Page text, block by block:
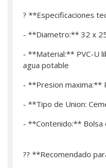
? **Especificaciones
- **Diametro:** 32 x
- **Material:** PVC-U
agua potable
- **Presion maxima:**
- **Tipo de Union:
- **Contenido:** Bolsa
?? **Recomendado